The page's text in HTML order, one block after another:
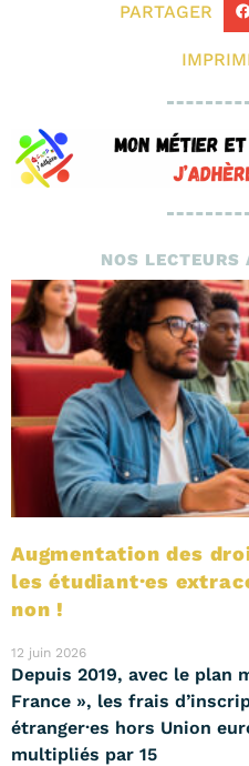
PARTAGER
NOS
Augmentation des
les étudiant·es
non !
12 juin 2026
Depuis 2019, avec le plan
France », les frais
étranger·es hors Union
multipliés par 15